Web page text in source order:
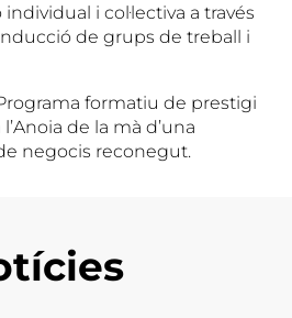
i col·lectiva a través
de grups de treball i
formatiu de prestigi
de la mà d’una
negocis reconegut.